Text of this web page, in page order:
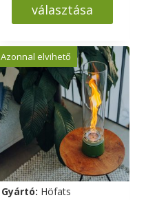
választása
a
terméknek
több
variációja
van.
A
változatok
a
Azonnal elvihető
Gyártó: Höfats